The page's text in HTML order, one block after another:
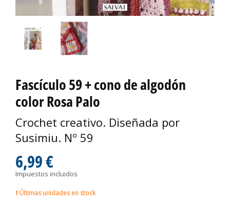
Fascículo 59 + cono de algodón
color Rosa Palo
Crochet creativo. Diseñada por
Susimiu. Nº 59
6,99 €
Impuestos incluidos
Últimas unidades en stock